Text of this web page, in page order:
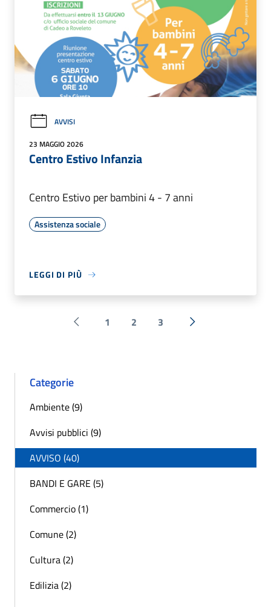
AVVISI
23 MAGGIO 2026
Centro Estivo Infanzia
Centro Estivo per bambini 4 - 7 anni
Assistenza sociale
LEGGI DI PIÙ
Pagina precedente
1 2 3 Successiva »
Categorie
Ambiente (9)
Avvisi pubblici (9)
AVVISO (40)
BANDI E GARE (5)
Commercio (1)
Comune (2)
Cultura (2)
Edilizia (2)